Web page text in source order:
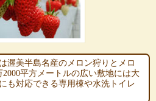
渥美半島名産のメロン狩りとメロ
平方メートルの広い敷地には大
も対応できる専用棟や水洗トイレ